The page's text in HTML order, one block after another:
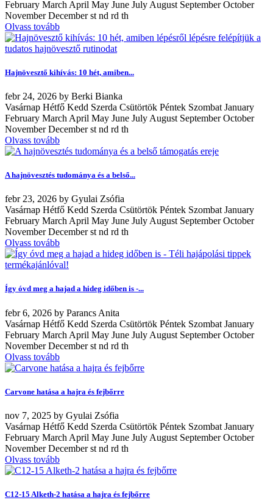
February March April May June July August September October
November December st nd rd th
Olvass tovább
Hajnövesztő kihívás: 10 hét, amiben...
febr 24, 2026 by Berki Bianka
Vasárnap Hétfő Kedd Szerda Csütörtök Péntek Szombat January
February March April May June July August September October
November December st nd rd th
Olvass tovább
A hajnövesztés tudománya és a belső...
febr 23, 2026 by Gyulai Zsófia
Vasárnap Hétfő Kedd Szerda Csütörtök Péntek Szombat January
February March April May June July August September October
November December st nd rd th
Olvass tovább
Így óvd meg a hajad a hideg időben is -...
febr6, 2026 by Parancs Anita
Vasárnap Hétfő Kedd Szerda Csütörtök Péntek Szombat January
February March April May June July August September October
November December st nd rd th
Olvass tovább
Carvone hatása a hajra és fejbőrre
nov 7, 2025 by Gyulai Zsófia
Vasárnap Hétfő Kedd Szerda Csütörtök Péntek Szombat January
February March April May June July August September October
November December st nd rd th
Olvass tovább
C12-15 Alketh-2 hatása a hajra és fejbőrre